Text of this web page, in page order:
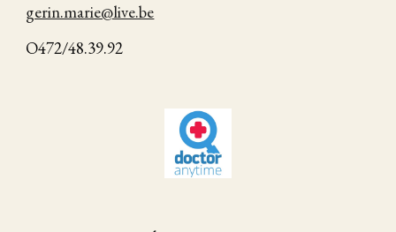
gerin.marie@live.be
O472/48.39.92